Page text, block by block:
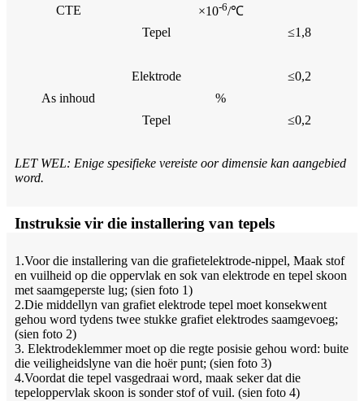
CTE
×10-6/℃
Tepel ≤1,8
As inhoud
Elektrode
%
≤0,2
Tepel ≤0,2
LET WEL: Enige spesifieke vereiste oor dimensie kan aangebied
word.
Instruksie vir die installering van tepels
1.Voor die installering van die grafietelektrode-nippel, Maak stof
en vuilheid op die oppervlak en sok van elektrode en tepel skoon
met saamgeperste lug; (sien foto 1)
2.Die middellyn van grafiet elektrode tepel moet konsekwent
gehou word tydens twee stukke grafiet elektrodes saamgevoeg;
(sien foto 2)
3. Elektrodeklemmer moet op die regte posisie gehou word: buite
die veiligheidslyne van die hoër punt; (sien foto 3)
4.Voordat die tepel vasgedraai word, maak seker dat die
tepeloppervlak skoon is sonder stof of vuil. (sien foto 4)